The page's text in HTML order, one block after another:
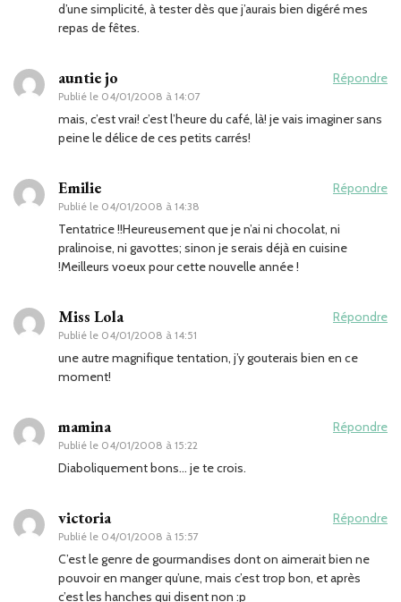
d’une simplicité, à tester dès que j’aurais bien digéré mes
repas de fêtes.
auntie jo
Publié le 04/01/2008 à 14:07
Répondre
mais, c’est vrai! c’est l’heure du café, là! je vais imaginer sans
peine le délice de ces petits carrés!
Emilie
Publié le 04/01/2008 à 14:38
Répondre
Tentatrice !!Heureusement que je n’ai ni chocolat, ni
pralinoise, ni gavottes; sinon je serais déjà en cuisine
!Meilleurs voeux pour cette nouvelle année !
Miss Lola
Publié le 04/01/2008 à 14:51
Répondre
une autre magnifique tentation, j’y gouterais bien en ce
moment!
mamina
Publié le 04/01/2008 à 15:22
Répondre
Diaboliquement bons… je te crois.
victoria
Publié le 04/01/2008 à 15:57
Répondre
C’est le genre de gourmandises dont on aimerait bien ne
pouvoir en manger qu’une, mais c’est trop bon, et après
c’est les hanches qui disent non :p